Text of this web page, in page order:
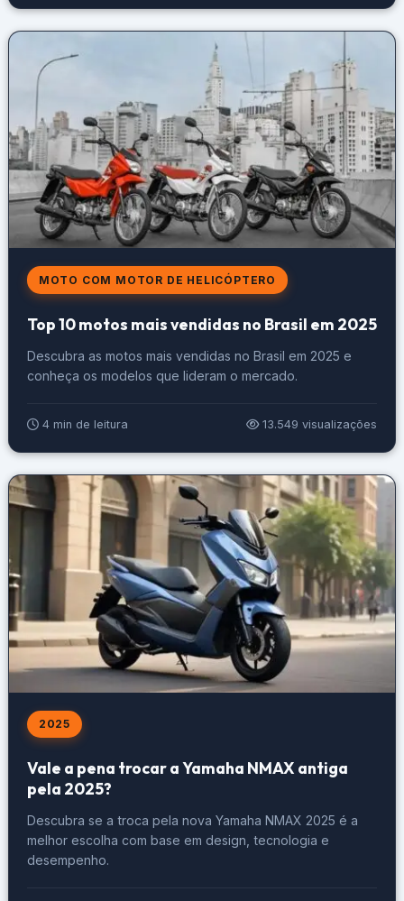
MOTO COM MOTOR DE HELICÓPTERO
Top 10 motos mais vendidas no Brasil em 2025
Descubra as motos mais vendidas no Brasil em 2025 e
conheça os modelos que lideram o mercado.
4 min de leitura 13.549 visualizações
2025
Vale a pena trocar a Yamaha NMAX antiga
pela 2025?
Descubra se a troca pela nova Yamaha NMAX 2025 é a
melhor escolha com base em design, tecnologia e
desempenho.